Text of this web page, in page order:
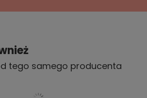
103 cm, XXL- 104 cm
pachami: M- 55,5 cm, L-
tego samego producenta